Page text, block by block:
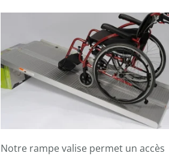
Notre rampe valise permet un accès